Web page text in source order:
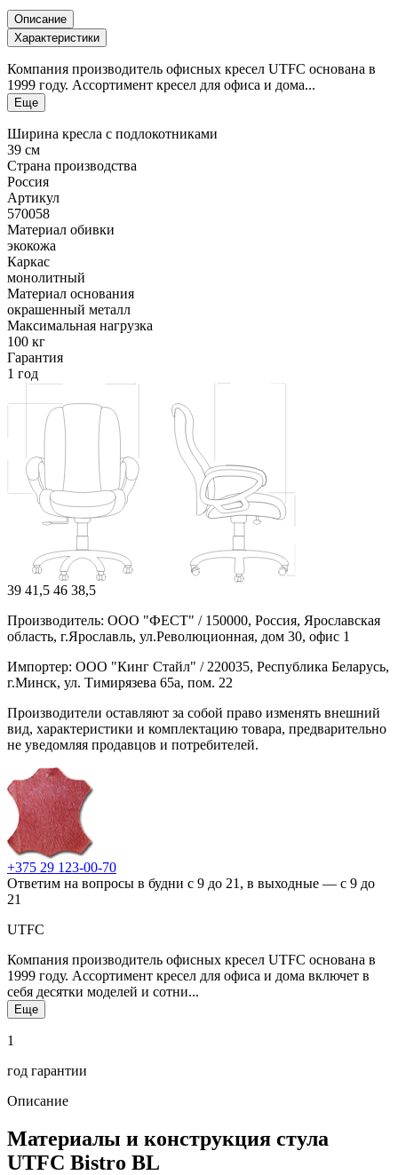
Описание
Характеристики
Компания производитель офисных кресел UTFC основана в
1999 году. Ассортимент кресел для офиса и дома...
Еще
Ширина кресла с подлокотниками
39 см
Страна производства
Россия
Артикул
570058
Материал обивки
экокожа
Каркас
монолитный
Материал основания
окрашенный металл
Максимальная нагрузка
100 кг
Гарантия
1 год
39 41,5 46 38,5
Производитель: ООО "ФЕСТ" / 150000, Россия, Ярославская
область, г.Ярославль, ул.Революционная, дом 30, офис 1
Импортер: ООО "Кинг Стайл" / 220035, Республика Беларусь,
г.Минск, ул. Тимирязева 65а, пом. 22
Производители оставляют за собой право изменять внешний
вид, характеристики и комплектацию товара, предварительно
не уведомляя продавцов и потребителей.
+375 29 123-00-70
Ответим на вопросы в будни с 9 до 21, в выходные — с 9 до
21
UTFC
Компания производитель офисных кресел UTFC основана в
1999 году. Ассортимент кресел для офиса и дома включет в
себя десятки моделей и сотни...
Еще
1
год гарантии
Описание
Материалы и конструкция стула
UTFC Bistro BL